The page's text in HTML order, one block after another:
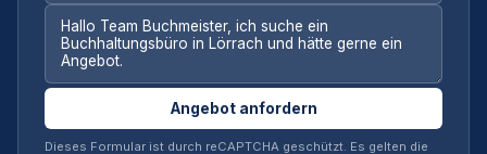
Angebot anfordern
Dieses Formular ist durch reCAPTCHA geschützt. Es gelten die